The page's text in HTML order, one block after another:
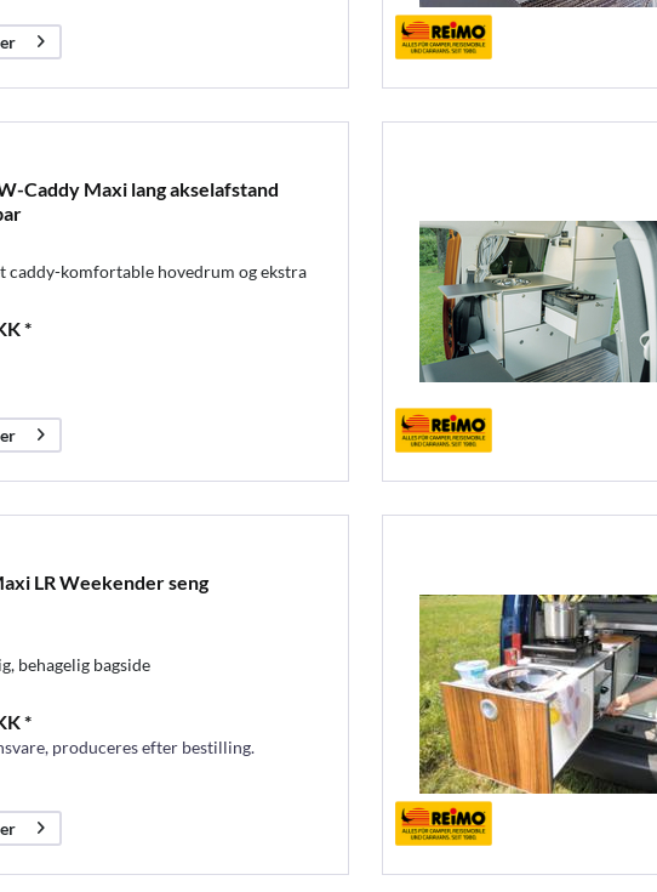
Caddy Maxi lang akselafstand
caddy-komfortable hovedrum og ekstra
*
LR Weekender seng
behagelig bagside
*
produceres efter bestilling.